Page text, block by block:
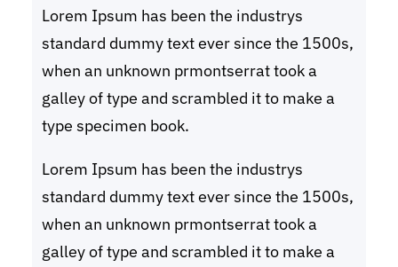
Lorem Ipsum has been the industrys
standard dummy text ever since the 1500s,
when an unknown prmontserrat took a
galley of type and scrambled it to make a
type specimen book.
Lorem Ipsum has been the industrys
standard dummy text ever since the 1500s,
when an unknown prmontserrat took a
galley of type and scrambled it to make a